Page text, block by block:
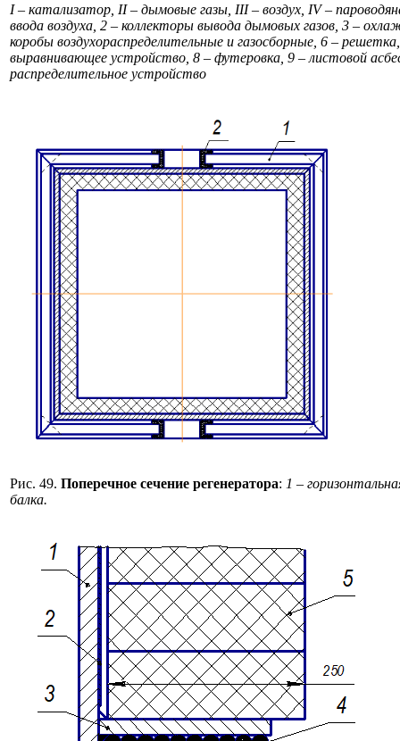
I – катализатор, II – дымовые газы, III – воздух, IV –
ввода воздуха, 2 – коллекторы вывода дымовых газов, 3 –
коробы воздухораспределительные и газосборные, 6 –
выравнивающее устройство, 8 – футеровка, 9 – листовой
распределительное устройство
Рис. 49. Поперечное сечение регенератора: 1 –
балка.